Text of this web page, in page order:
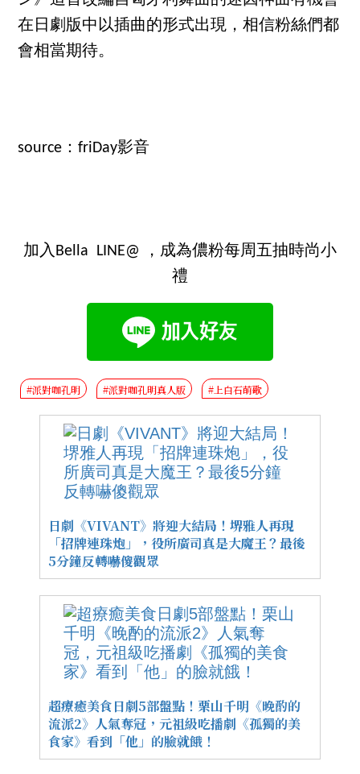
在日劇版中以插曲的形式出現，相信粉絲們都
會相當期待。
source：friDay影音
加入Bella LINE@ ，成為儂粉每周五抽時尚小
禮
#派對咖孔明 #派對咖孔明真人版 #上白石萌歌
日劇《VIVANT》將迎大結局！堺雅人再現
「招牌連珠炮」，役所廣司真是大魔王？最後
5分鐘反轉嚇傻觀眾
超療癒美食日劇5部盤點！栗山千明《晚酌的
流派2》人氣奪冠，元祖級吃播劇《孤獨的美
食家》看到「他」的臉就餓！